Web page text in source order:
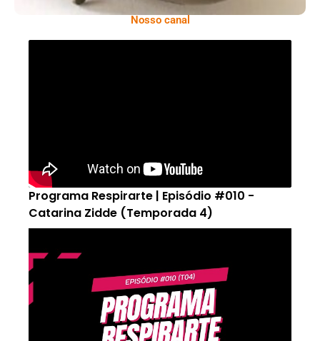
Nosso canal
Programa Respirarte | Episódio #010 -
Catarina Zidde (Temporada 4)